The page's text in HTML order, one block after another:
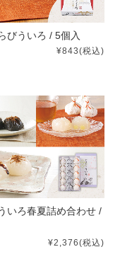
びういろ / 5個入
¥843(税込)
いろ春夏詰め合わせ /
¥2,376(税込)